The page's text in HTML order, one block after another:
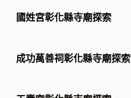
國姓宮彰化縣寺廟探索
成功萬善祠彰化縣寺廟探索